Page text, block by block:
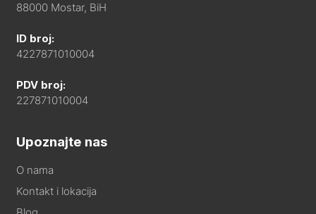
88000 Mostar, BiH
ID broj:
4227871010004
PDV broj:
227871010004
Upoznajte nas
O nama
Kontakt i lokacija